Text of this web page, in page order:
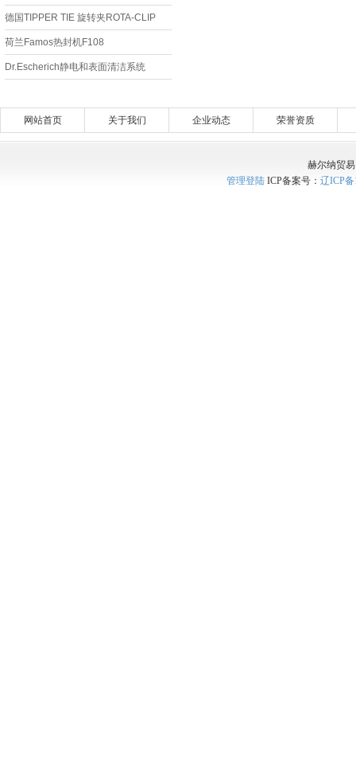
优化
德国TIPPER TIE 旋转夹ROTA-CLIP
RCEG1
荷兰Famos热封机F108
Dr.Escherich静电和表面清洁系统
网站首页 关于我们 企业动态 荣誉资质
赫尔纳贸
管理登陆ICP备案号： 辽ICP备